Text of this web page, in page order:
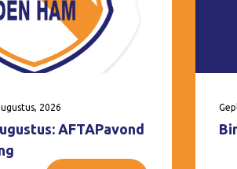
2026
AFTAPavond